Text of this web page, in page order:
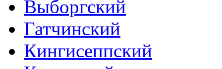
Выборгский
Гатчинский
Кингисеппский